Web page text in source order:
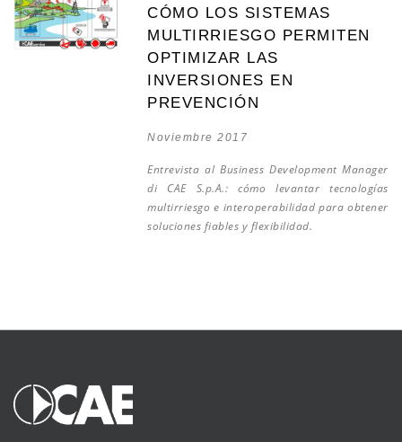
CÓMO LOS SISTEMAS
MULTIRRIESGO PERMITEN
OPTIMIZAR LAS
INVERSIONES EN
PREVENCIÓN
Noviembre 2017
Entrevista al Business Development Manager
di CAE S.p.A.: cómo levantar tecnologías
multirriesgo e interoperabilidad para obtener
soluciones fiables y flexibilidad.